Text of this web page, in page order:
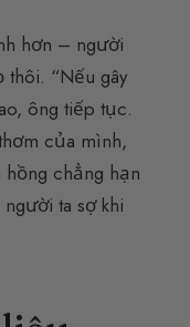
hơn – người
“Nếu gây
ông tiếp tục.
của mình,
chẳng hạn
ta sợ khi